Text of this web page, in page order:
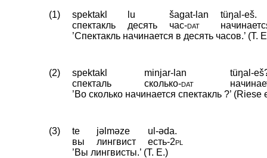
(1) spektakl lu šagat-lan
tüŋal-eš.
спектакль
десять час‑dat
’Спектакль начинается в десять часов.’ (T.
(2) spektakl minjar-lan
tüŋal-
спекталь
сколько‑dat
’Во сколько начинается спектакль ?’
(3) te jəlməze
ul-əda.
вы
лингвист есть‑2pl
’Вы лингвисты.’ (T. E.)